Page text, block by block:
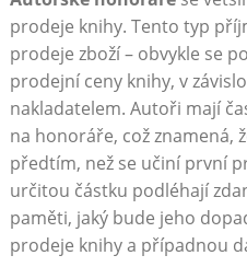
prodeje knihy. Tento typ
prodeje zboží – obvykle se
prodejní ceny knihy, v
nakladatelem. Autoři mají
na honoráře, což znamená,
předtím, než se učiní první
určitou částku podléhají
paměti, jaký bude jeho
prodeje knihy a případnou